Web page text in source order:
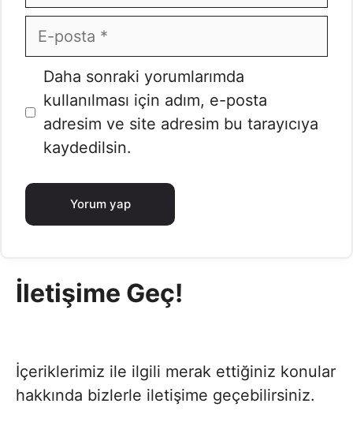
E-
posta
İnternet
sitesi
Daha sonraki yorumlarımda
kullanılması için adım, e-posta
adresim ve site adresim bu tarayıcıya
kaydedilsin.
İletişime Geç!
İçeriklerimiz ile ilgili merak ettiğiniz konular
hakkında bizlerle iletişime geçebilirsiniz.